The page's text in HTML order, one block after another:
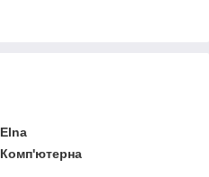
Elna
Комп'ютерна